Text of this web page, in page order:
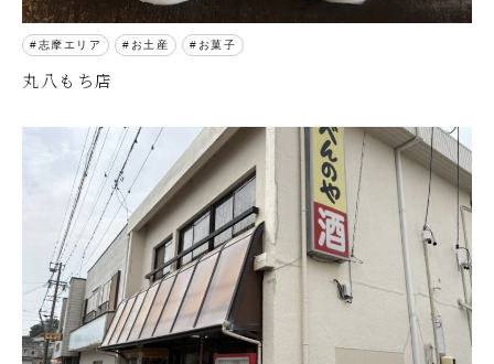
志摩エリア お土産 お菓子
丸八もち店